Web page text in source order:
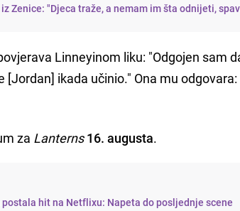
Zenice: "Djeca traže, a nemam im šta odnijeti,
Linneyinom liku: "Odgojen sam
ikada učinio." Ona mu odgovara:
za Lanterns16. augusta.
hit na Netflixu: Napeta do posljednje scene